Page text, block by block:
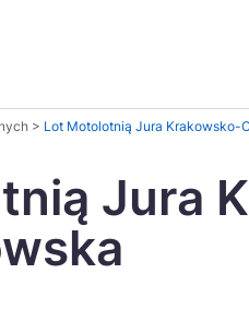
Co nowego?
Kuchnia regionów
> Lot Motolotnią Jura Krakowsko-
Jura